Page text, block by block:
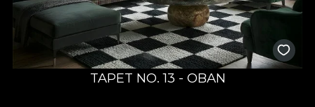
TAPET NO. 13 - OBAN